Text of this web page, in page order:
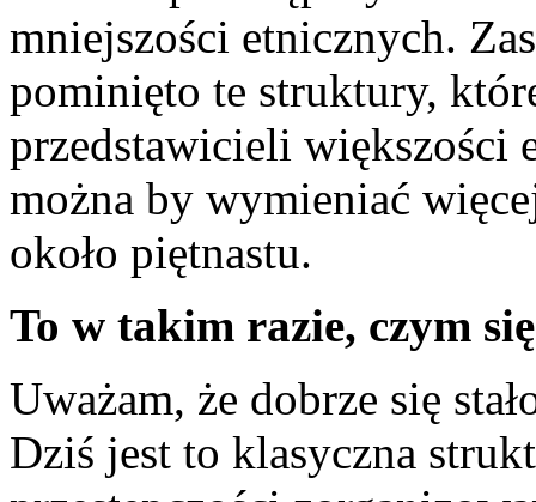
mniejszości etnicznych.
pominięto te struktury,
przedstawicieli większości
można by wymieniać
około piętnastu.
To w takim razie, czym
Uważam, że dobrze się
Dziś jest to klasyczna